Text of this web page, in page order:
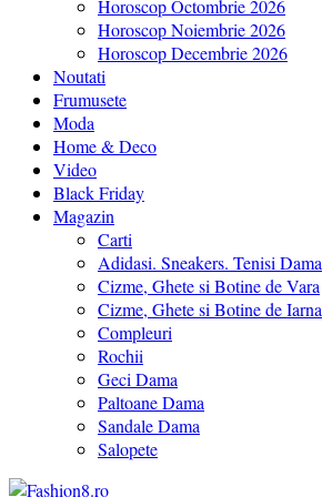
Horoscop Octombrie 2026
Horoscop Noiembrie 2026
Horoscop Decembrie 2026
Noutati
Frumusete
Moda
Home & Deco
Video
Black Friday
Magazin
Carti
Adidasi. Sneakers. Tenisi Dama
Cizme, Ghete si Botine de Vara
Cizme, Ghete si Botine de Iarna
Compleuri
Rochii
Geci Dama
Paltoane Dama
Sandale Dama
Salopete